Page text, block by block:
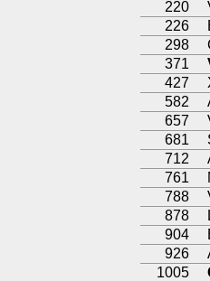
220
226
298
371
427
582
657
681
712
761
788
878
904
926
1005